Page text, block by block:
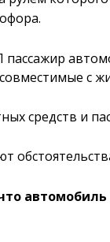
с
средств и